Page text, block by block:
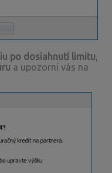
po dosiahnutí limitu,
a upozorní vás na